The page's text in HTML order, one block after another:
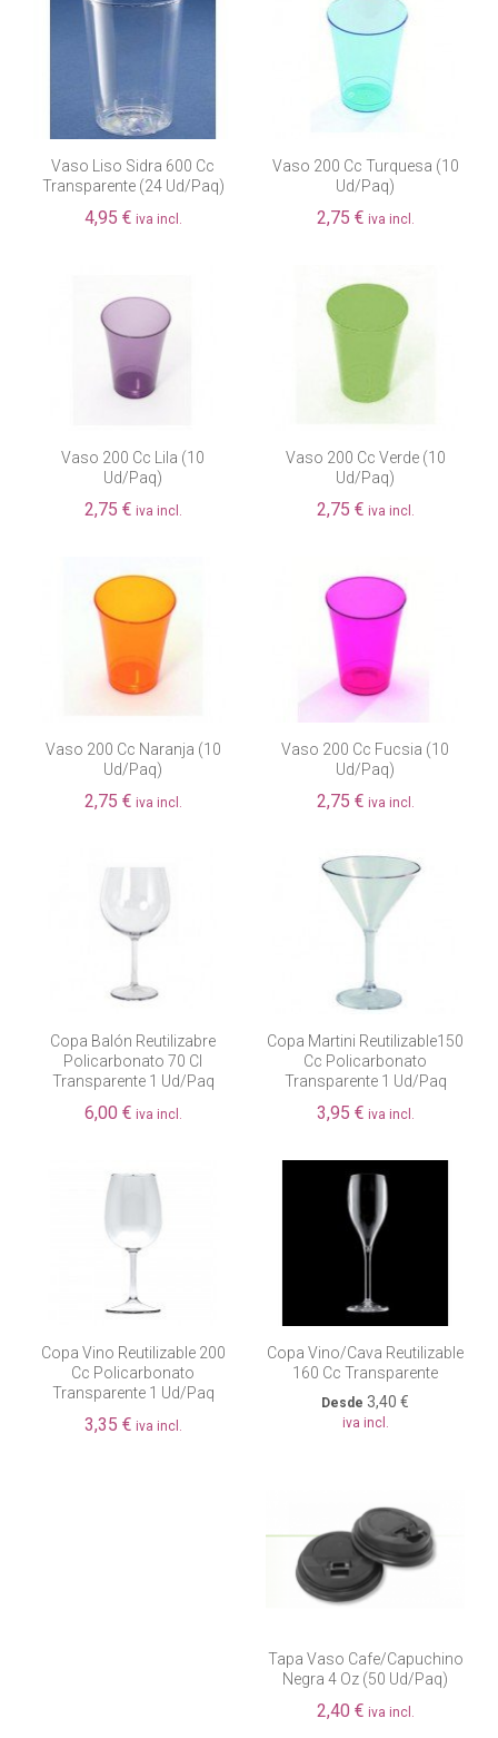
Vaso Liso Sidra 600 Cc
Transparente (24 Ud/paq)
4,95 € iva incl.
Vaso 200 Cc Turquesa (10
Ud/paq)
2,75 € iva incl.
Vaso 200 Cc Lila (10
Ud/paq)
2,75 € iva incl.
Vaso 200 Cc Verde (10
Ud/paq)
2,75 € iva incl.
Vaso 200 Cc Naranja (10
Ud/paq)
2,75 € iva incl.
Vaso 200 Cc Fucsia (10
Ud/paq)
2,75 € iva incl.
Copa Balón Reutilizabre
Policarbonato 70 Cl
Transparente 1 Ud/paq
6,00 € iva incl.
Copa Martini Reutilizable150
Cc Policarbonato
Transparente 1 Ud/paq
3,95 € iva incl.
Copa Vino Reutilizable 200
Cc Policarbonato
Transparente 1 Ud/paq
3,35 € iva incl.
Copa Vino/cava Reutilizable
160 Cc Transparente
Desde 3,40 €
iva incl.
Tapa Vaso Cafe/capuchino
Negra 4 Oz (50 Ud/paq)
2,40 € iva incl.